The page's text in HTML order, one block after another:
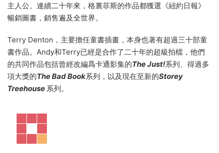
主人公。連續二十年來，格裏菲斯的作品都獲選《紐約日報》
暢銷圖書，銷售遍及全世界。
Terry Denton，主要擔任童書插畫，本身也著有超過三十部童
書作品。Andy和Terry已經是合作了二十年的超級拍檔，他們
的共同作品包括曾經改編爲卡通影集的The Just!系列、得過多
項大獎的The Bad Book系列，以及現在至新的Storey
Treehouse 系列。